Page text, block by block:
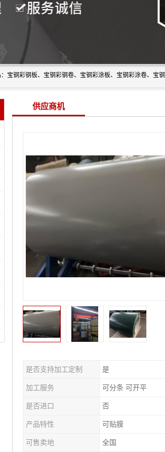
供应商机
是否支持加工定制 是
加工服务 可分条 可开平
是否进口 否
产品特性 可贴膜
可售卖地 全国